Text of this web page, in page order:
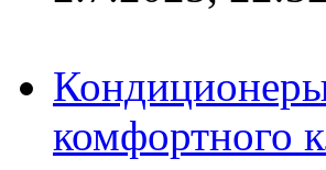
комфортного